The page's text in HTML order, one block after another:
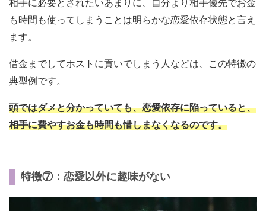
相手に必要とされたいあまりに、自分より相手優先でお金
も時間も使ってしまうことは明らかな恋愛依存状態と言え
ます。
借金までしてホストに貢いでしまう人などは、この特徴の
典型例です。
頭ではダメと分かっていても、恋愛依存に陥っていると、
相手に費やすお金も時間も惜しまなくなるのです。
特徴⑦：恋愛以外に趣味がない